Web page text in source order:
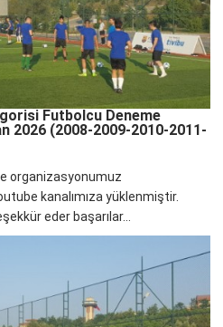
Futbolcu Deneme
2026 (2008-2009-2010-2011-
organizasyonumuz
kanalımıza yüklenmiştir.
eder başarılar...